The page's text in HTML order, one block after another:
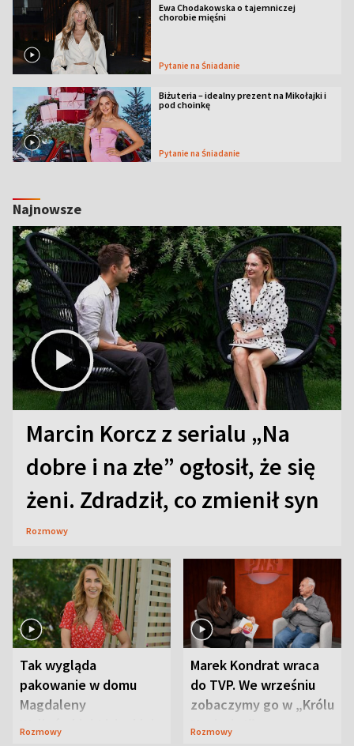
Ewa Chodakowska o tajemniczej
chorobie mięśni
Pytanie na Śniadanie
Biżuteria – idealny prezent na Mikołajki i
pod choinkę
Pytanie na Śniadanie
Najnowsze
Marcin Korcz z serialu „Na
dobre i na złe” ogłosił, że się
żeni. Zdradził, co zmienił syn
Rozmowy
Tak wygląda
pakowanie w domu
Magdaleny
Waligórskiej-Lisieckiej.
Rozmowy
Marek Kondrat wraca
do TVP. We wrześniu
zobaczymy go w „Królu
Maciusiu I”
Rozmowy